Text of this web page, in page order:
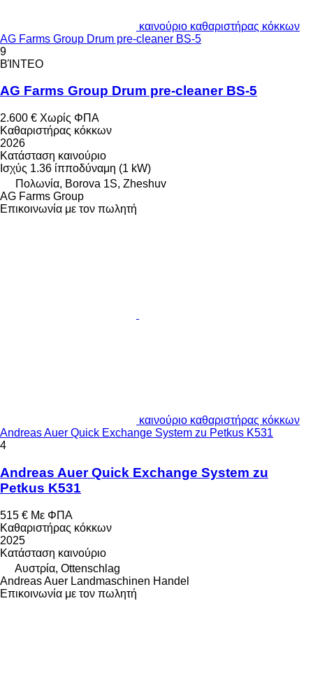
καινούριο καθαριστήρας κόκκων
AG Farms Group Drum pre-cleaner BS-5
9
ΒΊΝΤΕΟ
AG Farms Group Drum pre-cleaner BS-5
2.600 € Χωρίς ΦΠΑ
Καθαριστήρας κόκκων
2026
Κατάσταση καινούριο
Ισχύς 1.36 ίπποδύναμη (1 kW)
Πολωνία, Borova 1S, Zheshuv
AG Farms Group
Επικοινωνία με τον πωλητή
καινούριο καθαριστήρας κόκκων
Andreas Auer Quick Exchange System zu Petkus K531
4
Andreas Auer Quick Exchange System zu
Petkus K531
515 € Με ΦΠΑ
Καθαριστήρας κόκκων
2025
Κατάσταση καινούριο
Αυστρία, Ottenschlag
Andreas Auer Landmaschinen Handel
Επικοινωνία με τον πωλητή